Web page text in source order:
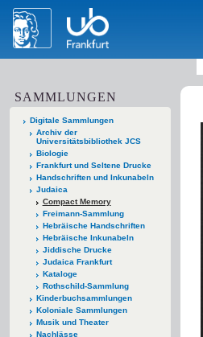
SAMMLUNGEN
Digitale Sammlungen
Archiv der
Universitätsbibliothek JCS
Biologie
Frankfurt und Seltene Drucke
Handschriften und Inkunabeln
Judaica
Compact Memory
Freimann-Sammlung
Hebräische Handschriften
Hebräische Inkunabeln
Jiddische Drucke
Judaica Frankfurt
Kataloge
Rothschild-Sammlung
Kinderbuchsammlungen
Koloniale Sammlungen
Musik und Theater
Nachlässe